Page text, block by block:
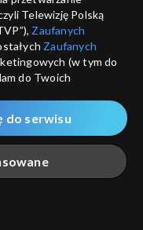
Telewizję Polską
Zaufanych
Zaufanych
(w tym do
do Twoich
na udostępnianie
odwiedzania przez
zwanych dalej
za pomocą
do serwisu